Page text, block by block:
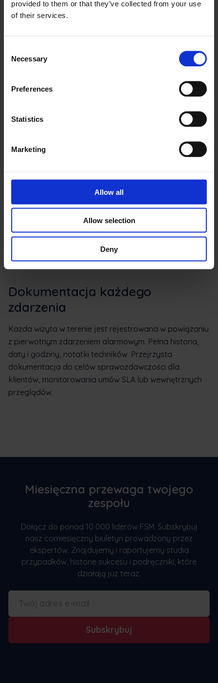
provided to them or that they’ve collected from your use
of their services.
Selection
Necessary
Preferences
Statistics
Marketing
Allow all
Allow selection
Deny
Dokumentacja każdego
zdarzenia
Każda wizyta w terenie jest rejestrowana w powiązaniu
z pierwotnym zdarzeniem alarmowym. Pełna historia,
daty i godziny, notatki techników. Przejrzysta
dokumentacja do celów sprawozdawczości dla
klientów, monitorowania umów SLA lub wewnętrznych
przeglądów.
Miesięczna przewaga twojego
zespołu
Dołącz do ponad 10 000 liderów FSM. Subskrybuj
nasz comiesięczny biuletyn prowadzony przez
ekspertów. Znajdujemy i raportujemy studia
przypadków, historie sukcesu i podręczniki, które
działają już teraz.
Subskrybuj